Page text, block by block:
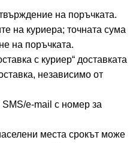
на поръчката.
на куриера; точната сума
на поръчката.
с куриер“ доставката
независимо от
e-mail с номер за
места срокът може